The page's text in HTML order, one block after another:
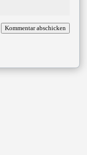
Kommentar abschicken